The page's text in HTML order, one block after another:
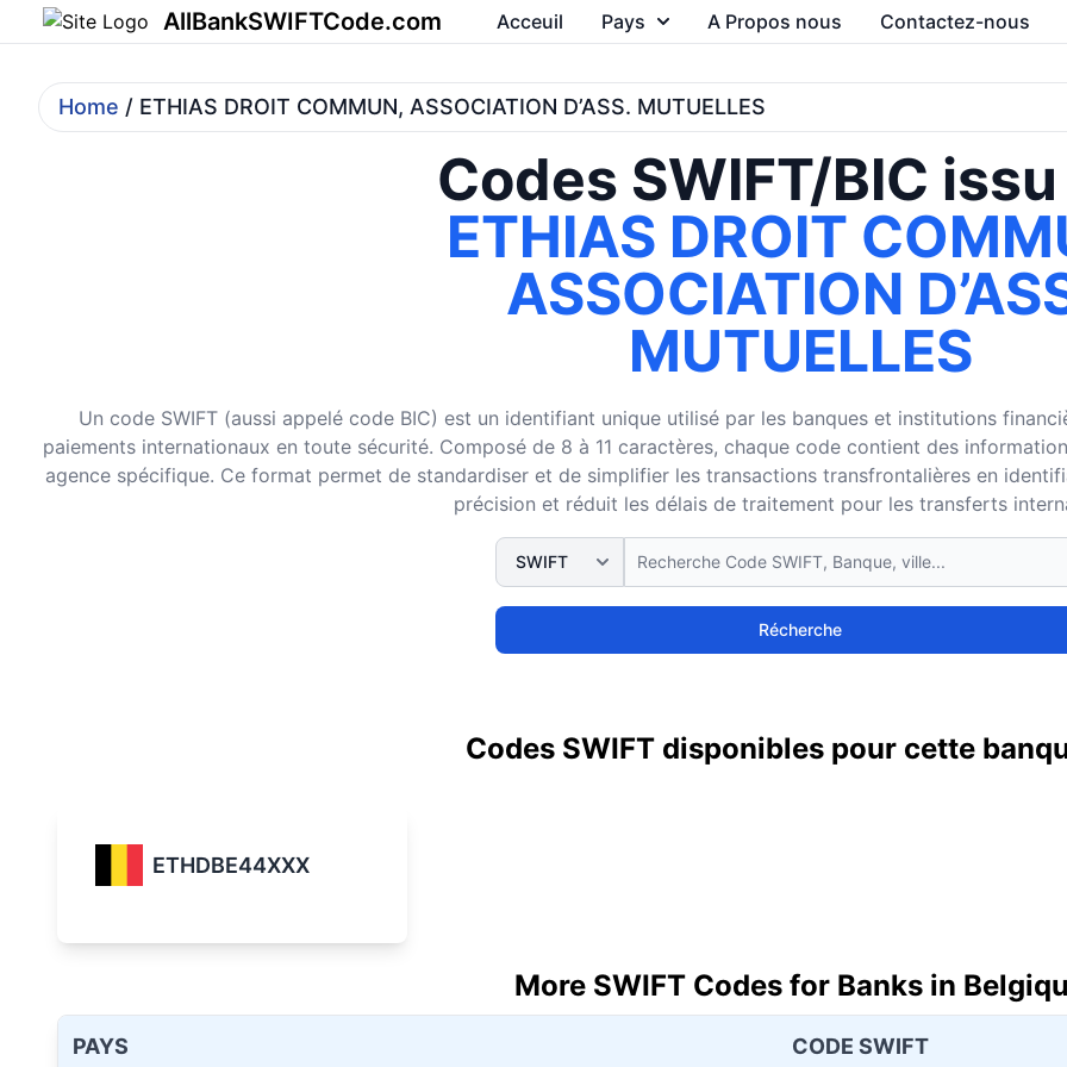
AllBankSWIFTCode.com Acceuil Pays A Propos nous Contactez-nous
Home / ETHIAS DROIT COMMUN, ASSOCIATION D’ASS. MUTUELLES
Codes SWIFT/BIC
ETHIAS DROIT
ASSOCIATION
MUTUELLES
Un code SWIFT (aussi appelé code BIC) est un identifiant unique utilisé par les banques et institutions
paiements internationaux en toute sécurité. Composé de 8 à 11 caractères, chaque code contient des
agence spécifique. Ce format permet de standardiser et de simplifier les transactions transfrontalières en
précision et réduit les délais de traitement pour les transferts
Récherche
Codes SWIFT disponibles pour cette
ETHDBE44XXX
More SWIFT Codes for Banks in
PAYS CODE SWIFT